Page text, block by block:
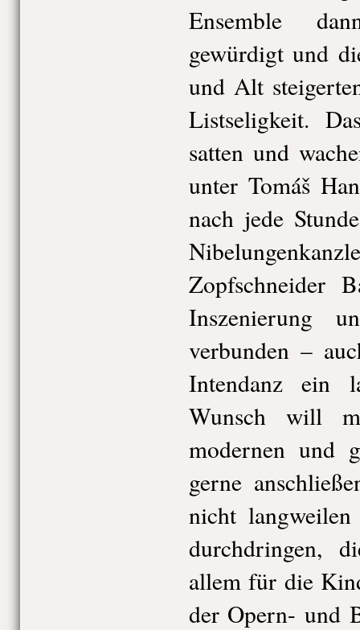
Ensemble
gewürdigt und
und Alt
Listseligkeit.
satten und
unter Tomáš
nach jede
Zopfschneider
Inszenierung
verbunden –
Intendanz ein
Wunsch will
modernen und
gerne
nicht
durchdringen,
allem für die
der Opern- und